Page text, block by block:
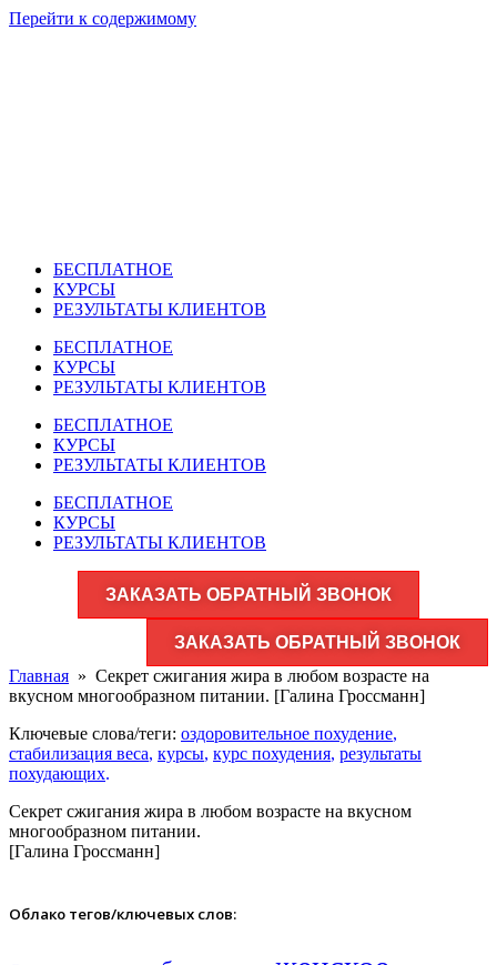
Перейти к содержимому
БЕСПЛАТНОЕ
КУРСЫ
РЕЗУЛЬТАТЫ КЛИЕНТОВ
БЕСПЛАТНОЕ
КУРСЫ
РЕЗУЛЬТАТЫ КЛИЕНТОВ
БЕСПЛАТНОЕ
КУРСЫ
РЕЗУЛЬТАТЫ КЛИЕНТОВ
БЕСПЛАТНОЕ
КУРСЫ
РЕЗУЛЬТАТЫ КЛИЕНТОВ
ЗАКАЗАТЬ ОБРАТНЫЙ ЗВОНОК
ЗАКАЗАТЬ ОБРАТНЫЙ ЗВОНОК
Главная » Секрет сжигания жира в любом возрасте на
вкусном многообразном питании. [Галина Гроссманн]
Ключевые слова/теги: оздоровительное похудение,
стабилизация веса, курсы, курс похудения, результаты
похудающих.
Секрет сжигания жира в любом возрасте на вкусном
многообразном питании.
[Галина Гроссманн]
Облако тегов/ключевых слов: